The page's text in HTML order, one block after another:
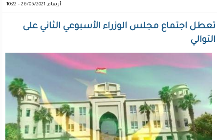
أربعاء, 26/05/2021 - 10:22
تعطل اجتماع مجلس الوزراء الأسبوعي الثاني على
التوالي